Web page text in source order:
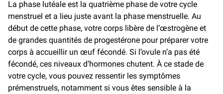
La phase lutéale est la quatrième phase de votre cycle
menstruel et a lieu juste avant la phase menstruelle. Au
début de cette phase, votre corps libère de l’œstrogène et
de grandes quantités de progestérone pour préparer votre
corps à accueillir un œuf fécondé. Si l’ovule n’a pas été
fécondé, ces niveaux d’hormones chutent. À ce stade de
votre cycle, vous pouvez ressentir les symptômes
prémenstruels, notamment si vous êtes sensible à la